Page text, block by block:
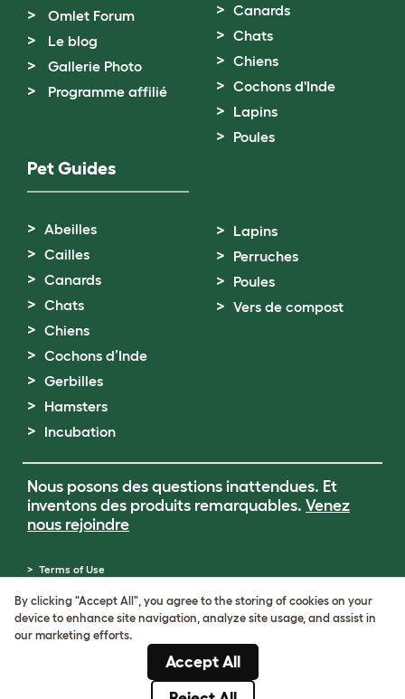
Omlet Forum
Le blog
Gallerie Photo
Programme affilié
Canards
Chats
Chiens
Cochons d'Inde
Lapins
Poules
Pet Guides
Abeilles
Cailles
Canards
Chats
Chiens
Cochons d’Inde
Gerbilles
Hamsters
Incubation
Lapins
Perruches
Poules
Vers de compost
Nous posons des questions inattendues. Et
inventons des produits remarquables. Venez
nous rejoindre
Terms of Use
Cookie Settings
Sitemap
Numéro de TVA: FR34839369105
Numéro d’immatriculation de l’entreprise:
By clicking "Accept All", you agree to the storing of cookies on your
device to enhance site navigation, analyze site usage, and assist in
our marketing efforts.
Accept All